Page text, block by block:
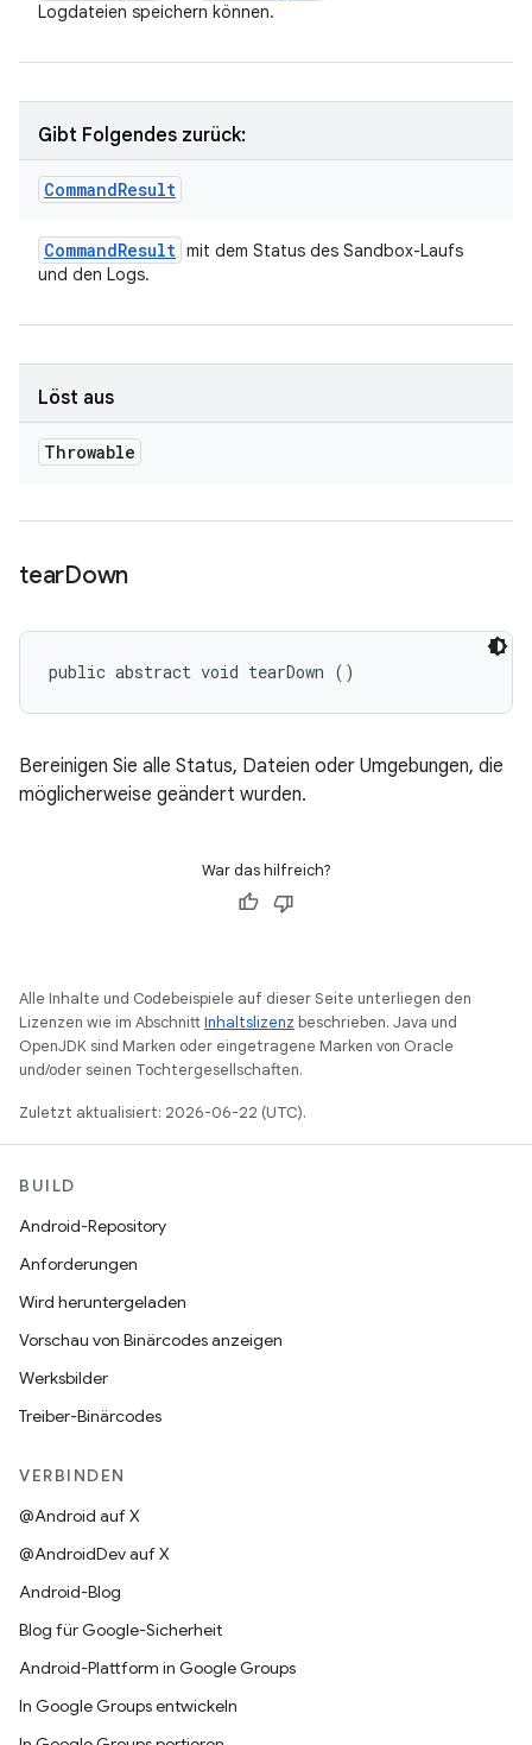
Logdateien speichern können.
Gibt Folgendes zurück:
CommandResult
CommandResult mit dem Status des Sandbox-Laufs
und den Logs.
Löst aus
Throwable
tearDown
public abstract void tearDown ()
Bereinigen Sie alle Status, Dateien oder Umgebungen, die
möglicherweise geändert wurden.
War das hilfreich?
Alle Inhalte und Codebeispiele auf dieser Seite unterliegen den
Lizenzen wie im AbschnittInhaltslizenz beschrieben. Java und
OpenJDK sind Marken oder eingetragene Marken von Oracle
und/oder seinen Tochtergesellschaften.
Zuletzt aktualisiert: 2026-06-22 (UTC).
BUILD
Android-Repository
Anforderungen
Wird heruntergeladen
Vorschau von Binärcodes anzeigen
Werksbilder
Treiber-Binärcodes
VERBINDEN
@Android auf X
@AndroidDev auf X
Android-Blog
Blog für Google-Sicherheit
Android-Plattform in Google Groups
In Google Groups entwickeln